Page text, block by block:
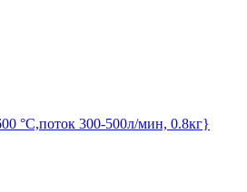
°С,поток 300-500л/мин, 0.8кг}